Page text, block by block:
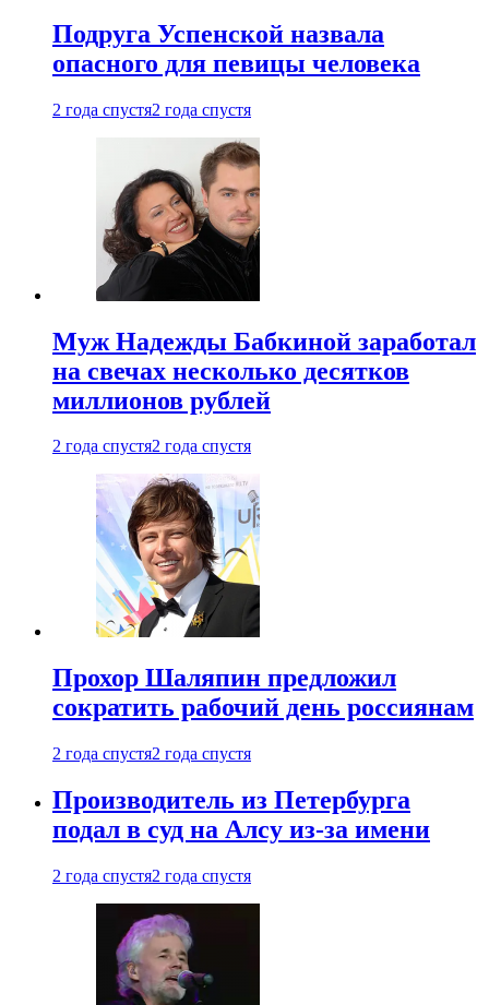
Подруга Успенской назвала
опасного для певицы человека
2 года спустя2 года спустя
Муж Надежды Бабкиной заработал
на свечах несколько десятков
миллионов рублей
2 года спустя2 года спустя
Прохор Шаляпин предложил
сократить рабочий день россиянам
2 года спустя2 года спустя
Производитель из Петербурга
подал в суд на Алсу из-за имени
2 года спустя2 года спустя